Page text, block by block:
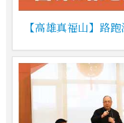
【高雄真福山】路